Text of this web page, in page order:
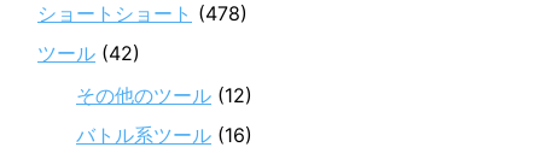
ショートショート (478)
ツール (42)
その他のツール (12)
バトル系ツール (16)